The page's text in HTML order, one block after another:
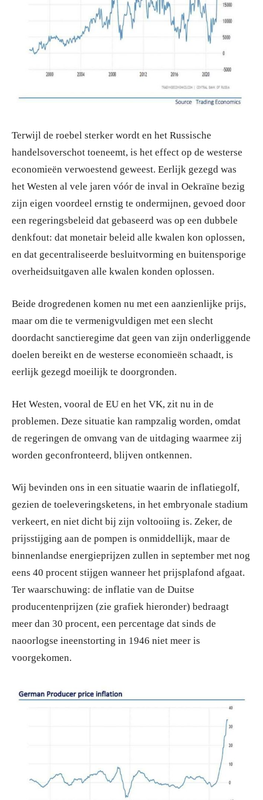
Terwijl de roebel sterker wordt en het Russische
handelsoverschot toeneemt, is het effect op de westerse
economieën verwoestend geweest. Eerlijk gezegd was
het Westen al vele jaren vóór de inval in Oekraïne bezig
zijn eigen voordeel ernstig te ondermijnen, gevoed door
een regeringsbeleid dat gebaseerd was op een dubbele
denkfout: dat monetair beleid alle kwalen kon oplossen,
en dat gecentraliseerde besluitvorming en buitensporige
overheidsuitgaven alle kwalen konden oplossen.
Beide drogredenen komen nu met een aanzienlijke prijs,
maar om die te vermenigvuldigen met een slecht
doordacht sanctieregime dat geen van zijn onderliggende
doelen bereikt en de westerse economieën schaadt, is
eerlijk gezegd moeilijk te doorgronden.
Het Westen, vooral de EU en het VK, zit nu in de
problemen. Deze situatie kan rampzalig worden, omdat
de regeringen de omvang van de uitdaging waarmee zij
worden geconfronteerd, blijven ontkennen.
Wij bevinden ons in een situatie waarin de inflatiegolf,
gezien de toeleveringsketens, in het embryonale stadium
verkeert, en niet dicht bij zijn voltooiing is. Zeker, de
prijsstijging aan de pompen is onmiddellijk, maar de
binnenlandse energieprijzen zullen in september met nog
eens 40 procent stijgen wanneer het prijsplafond afgaat.
Ter waarschuwing: de inflatie van de Duitse
producentenprijzen (zie grafiek hieronder) bedraagt
meer dan 30 procent, een percentage dat sinds de
naoorlogse ineenstorting in 1946 niet meer is
voorgekomen.